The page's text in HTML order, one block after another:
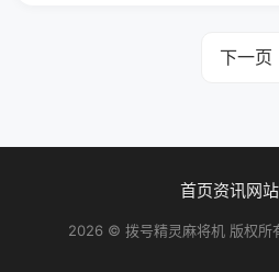
下一页
首页资讯网
2026 © 拨号精灵麻将机 版权所